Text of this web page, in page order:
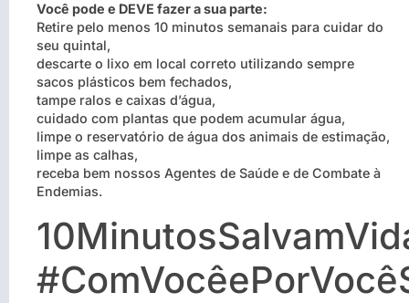
Você pode e DEVE fazer a sua parte:
Retire pelo menos 10 minutos semanais para cuidar do
seu quintal,
descarte o lixo em local correto utilizando sempre
sacos plásticos bem fechados,
tampe ralos e caixas d’água,
cuidado com plantas que podem acumular água,
limpe o reservatório de água dos animais de estimação,
limpe as calhas,
receba bem nossos Agentes de Saúde e de Combate à
Endemias.